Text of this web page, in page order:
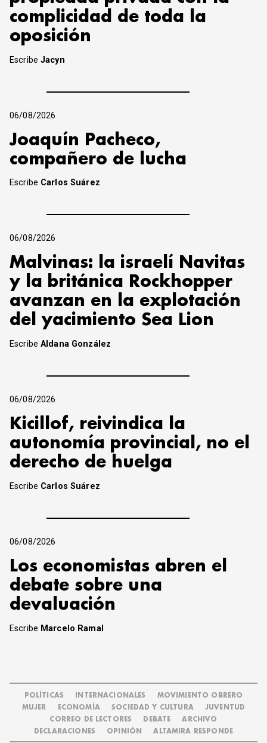
complicidad de toda la
oposición
EscribeJacyn
06/08/2026
Joaquín Pacheco,
compañero de lucha
Escribe Carlos Suárez
06/08/2026
Malvinas: la israelí Navitas
y la británica Rockhopper
avanzan en la explotación
del yacimiento Sea Lion
EscribeAldana González
06/08/2026
Kicillof, reivindica la
autonomía provincial, no el
derecho de huelga
Escribe Carlos Suárez
06/08/2026
Los economistas abren el
debate sobre una
devaluación
Escribe Marcelo Ramal
POLÍTICAS INTERNACIONALES
MOVIMIENTO OBRERO
MUJER
ECONOMÍA SOCIEDAD Y CULTURA
JUVENTUD
CORREO DE LECTORES
DEBATE
ARCHIVO
DECLARACIONES
OPINIÓN ALTAMIRA RESPONDE